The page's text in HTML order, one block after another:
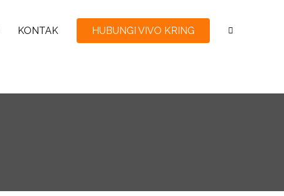
KONTAK HUBUNGI VIVO KRING